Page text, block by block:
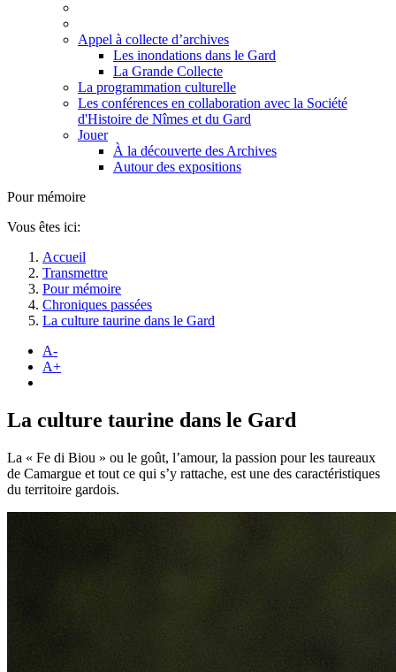
Appel à collecte d’archives
Les inondations dans le Gard
La Grande Collecte
La programmation culturelle
Les conférences en collaboration avec la Société
d'Histoire de Nîmes et du Gard
Jouer
À la découverte des Archives
Autour des expositions
Pour mémoire
Vous êtes ici:
Accueil
Transmettre
Pour mémoire
Chroniques passées
La culture taurine dans le Gard
A-
A+
La culture taurine dans le Gard
La « Fe di Biou » ou le goût, l’amour, la passion pour les taureaux
de Camargue et tout ce qui s’y rattache, est une des caractéristiques
du territoire gardois.